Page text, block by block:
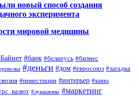
новый способ создания
эксперимента
мировой медицины
#банк #беларусь #бизнес
#деньги #дом #евросоюз #загадка
#инвестиции #интерьер #кино
#лукашенко #маркетинг